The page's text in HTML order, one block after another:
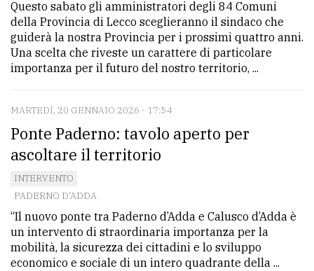
Questo sabato gli amministratori degli 84 Comuni
della Provincia di Lecco sceglieranno il sindaco che
guiderà la nostra Provincia per i prossimi quattro anni.
Una scelta che riveste un carattere di particolare
importanza per il futuro del nostro territorio, ...
MARTEDÌ, 20 GENNAIO 2026 - 17:54
Ponte Paderno: tavolo aperto per
ascoltare il territorio
INTERVENTO
PADERNO D'ADDA
“Il nuovo ponte tra Paderno d’Adda e Calusco d’Adda è
un intervento di straordinaria importanza per la
mobilità, la sicurezza dei cittadini e lo sviluppo
economico e sociale di un intero quadrante della ...